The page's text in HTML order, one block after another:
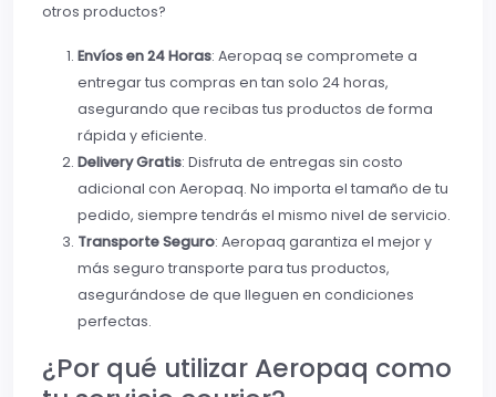
otros productos?
Envíos en 24 Horas: Aeropaq se compromete a
entregar tus compras en tan solo 24 horas,
asegurando que recibas tus productos de forma
rápida y eficiente.
Delivery Gratis: Disfruta de entregas sin costo
adicional con Aeropaq. No importa el tamaño de tu
pedido, siempre tendrás el mismo nivel de servicio.
Transporte Seguro: Aeropaq garantiza el mejor y
más seguro transporte para tus productos,
asegurándose de que lleguen en condiciones
perfectas.
¿Por qué utilizar Aeropaq como